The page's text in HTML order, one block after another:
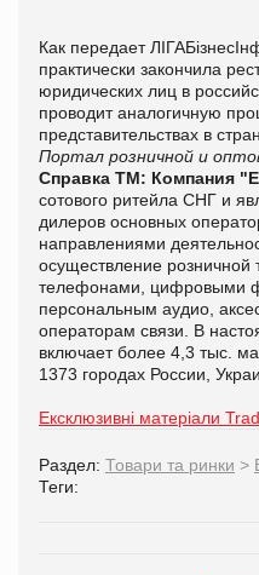
Как передает
практически закончила
юридических лиц в
проводит аналогичную
представительствах в
Портал розничной и
Справка ТМ: Компания
сотового ритейла СНГ и
дилеров основных
направлениями
осуществление розничной
телефонами, цифровыми
персональным аудио,
операторам связи. В
включает более 4,3 тыс.
1373 городах России,
Ексклюзивні матеріали
Раздел: Товари та ринки >
Теги: